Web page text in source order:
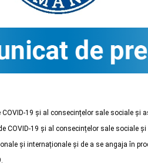
19 și al consecințelor sale sociale
COVID-19 și al consecințelor sale sociale
și internaționale și de a se angaja în